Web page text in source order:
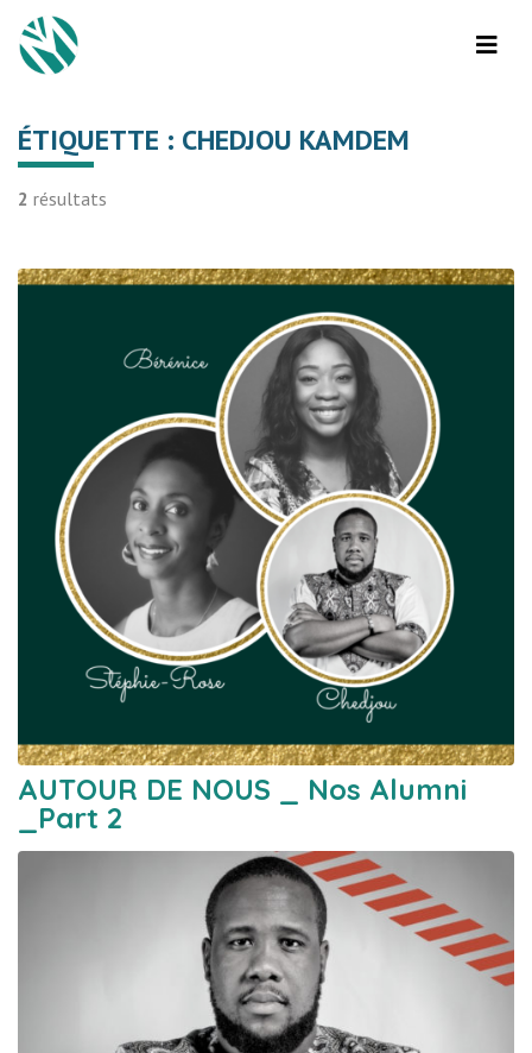
ÉTIQUETTE : CHEDJOU KAMDEM
2 résultats
AUTOUR DE NOUS _ Nos Alumni
_Part 2